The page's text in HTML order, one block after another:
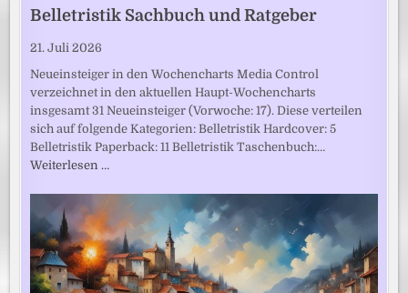
Belletristik Sachbuch und Ratgeber
21. Juli 2026
Neueinsteiger in den Wochencharts Media Control
verzeichnet in den aktuellen Haupt-Wochencharts
insgesamt 31 Neueinsteiger (Vorwoche: 17). Diese verteilen
sich auf folgende Kategorien: Belletristik Hardcover: 5
Belletristik Paperback: 11 Belletristik Taschenbuch:…
Weiterlesen …